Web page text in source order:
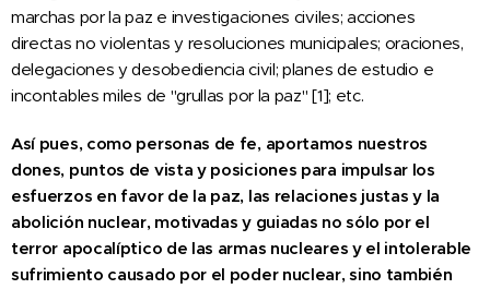
marchas por la paz e investigaciones civiles; acciones
directas no violentas y resoluciones municipales; oraciones,
delegaciones y desobediencia civil; planes de estudio e
incontables miles de "grullas por la paz" [1]; etc.
Así pues, como personas de fe, aportamos nuestros
dones, puntos de vista y posiciones para impulsar los
esfuerzos en favor de la paz, las relaciones justas y la
abolición nuclear, motivadas y guiadas no sólo por el
terror apocalíptico de las armas nucleares y el intolerable
sufrimiento causado por el poder nuclear, sino también